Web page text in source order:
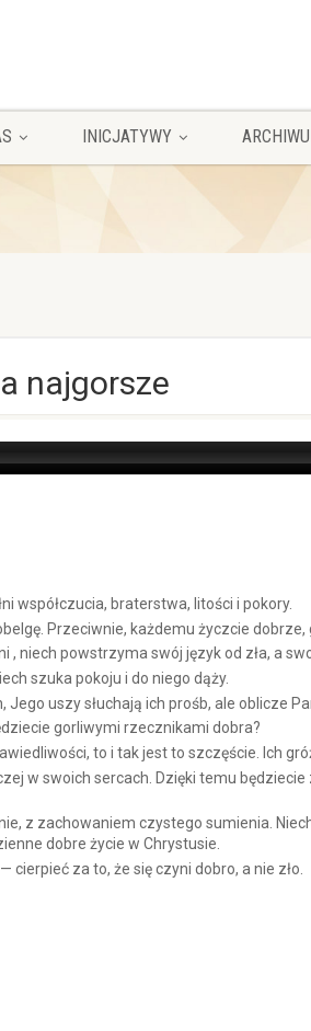
INICJATYWY
najgorsze
współczucia, braterstwa, litości i pokory.
Przeciwnie, każdemu życzcie
, niech powstrzyma swój język od zła, a
szuka pokoju i do niego dąży.
uszy słuchają ich prośb, ale oblicze
gorliwymi rzecznikami dobra?
to i tak jest to szczęście. Ich
w swoich sercach. Dzięki temu
z zachowaniem czystego sumienia.
dobre życie w Chrystusie.
za to, że się czyni dobro, a nie zło.